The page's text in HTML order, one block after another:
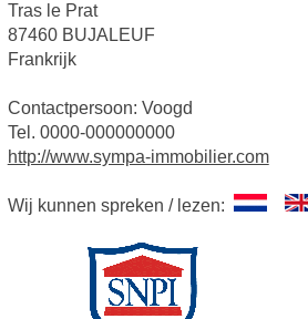
Tras le Prat
87460 BUJALEUF
Frankrijk
Contactpersoon: Voogd
Tel. 0000-000000000
http://www.sympa-immobilier.com
Wij kunnen spreken / lezen: